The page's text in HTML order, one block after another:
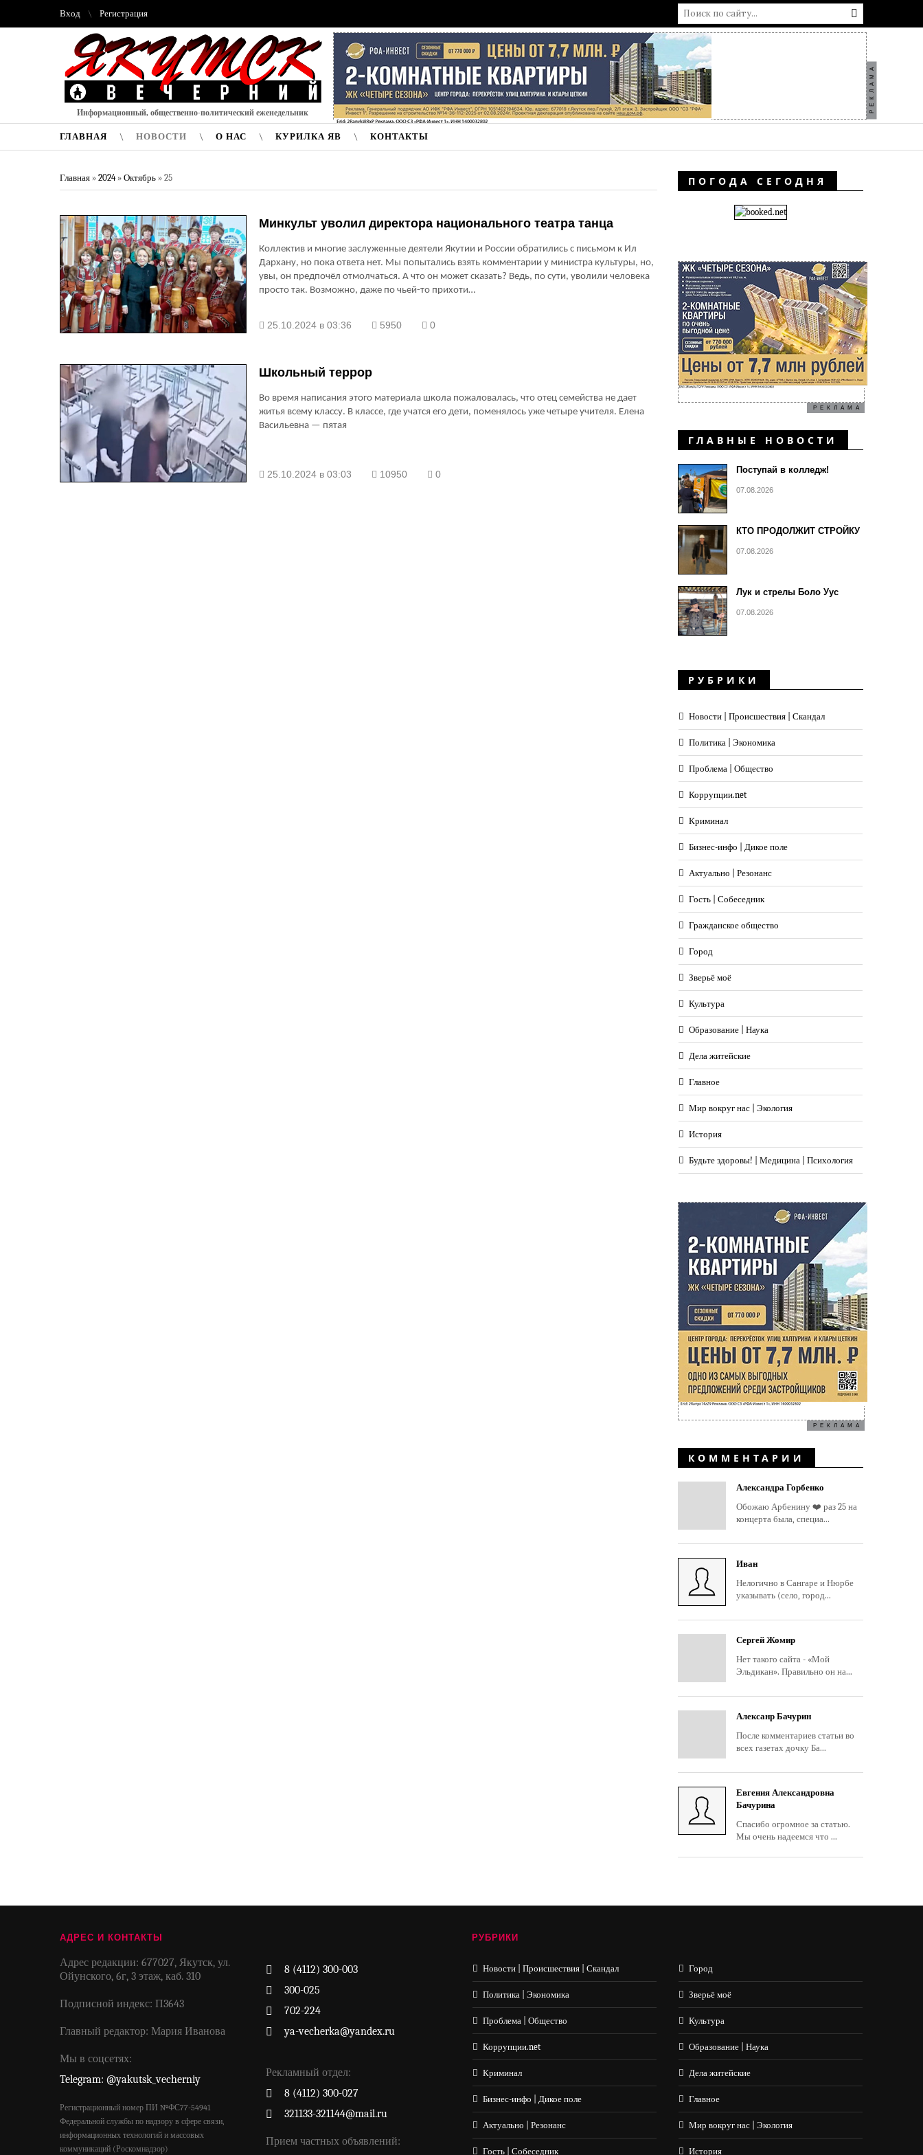
Вход Регистрация
Информационный, общественно-политический еженедельник РЕКЛАМА
ГЛАВНАЯ НОВОСТИ О НАС КУРИЛКА ЯВ КОНТАКТЫ
Главная » 2024 » Октябрь » 25
Минкульт уволил директора национального театра танца
Коллектив и многие заслуженные деятели Якутии и России обратились с письмом к Ил
Дархану, но пока ответа нет. Мы попытались взять комментарии у министра культуры, но,
увы, он предпочёл отмолчаться. А что он может сказать? Ведь, по сути, уволили человека
просто так. Возможно, даже по чьей-то прихоти…
25.10.2024 в 03:36 5950 0
Школьный террор
Во время написания этого материала школа пожаловалась, что отец семейства не дает
житья всему классу. В классе, где учатся его дети, поменялось уже четыре учителя. Елена
Васильевна — пятая
25.10.2024 в 03:03 10950 0
ПОГОДА СЕГОДНЯ
РЕКЛАМА
ГЛАВНЫЕ НОВОСТИ
Поступай в колледж!
07.08.2026
КТО ПРОДОЛЖИТ СТРОЙКУ
07.08.2026
Лук и стрелы Боло Уус
07.08.2026
РУБРИКИ
Новости | Происшествия | Скандал
Политика | Экономика
Проблема | Общество
Коррупции.net
Криминал
Бизнес-инфо | Дикое поле
Актуально | Резонанс
Гость | Собеседник
Гражданское общество
Город
Зверьё моё
Культура
Образование | Наука
Дела житейские
Главное
Мир вокруг нас | Экология
История
Будьте здоровы! | Медицина | Психология
РЕКЛАМА
КОММЕНТАРИИ
Александра Горбенко
Обожаю Арбенину ❤️ раз 25 на
концерта была, специа...
Иван
Нелогично в Сангаре и Нюрбе
указывать (село, город...
Сергей Жомир
Нет такого сайта - «Мой
Эльдикан». Правильно он на...
Алексанр Бачурин
После комментариев статьи во
всех газетах дочку Ба...
Евгения Александровна
Бачурина
Спасибо огромное за статью.
Мы очень надеемся что ...
АДРЕС И КОНТАКТЫ
Адрес редакции: 677027, Якутск, ул.
Ойунского, 6г, 3 этаж, каб. 310
Подписной индекс: П3643
Главный редактор: Мария Иванова
Мы в соцсетях:
Telegram: @yakutsk_vecherniy
Регистрационный номер ПИ №ФС77-54941
Федеральной службы по надзору в сфере связи,
информационных технологий и массовых
коммуникаций (Роскомнадзор)
8 (4112) 300-003
300-025
702-224
ya-vecherka@yandex.ru
Рекламный отдел:
8 (4112) 300-027
321133-321144@mail.ru
Прием частных объявлений:
РУБРИКИ
Новости | Происшествия | Скандал
Политика | Экономика
Проблема | Общество
Коррупции.net
Криминал
Бизнес-инфо | Дикое поле
Актуально | Резонанс
Гость | Собеседник
Город
Зверьё моё
Культура
Образование | Наука
Дела житейские
Главное
Мир вокруг нас | Экология
История